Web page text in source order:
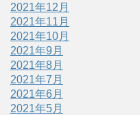
2021年12月
2021年11月
2021年10月
2021年9月
2021年8月
2021年7月
2021年6月
2021年5月